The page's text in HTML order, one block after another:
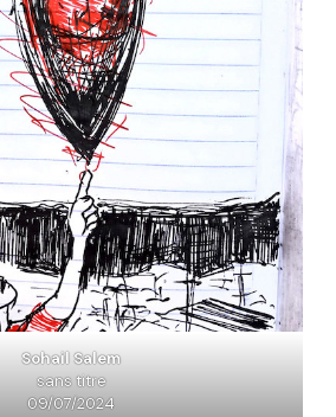
Sohail Salem
sans titre
09/07/2024